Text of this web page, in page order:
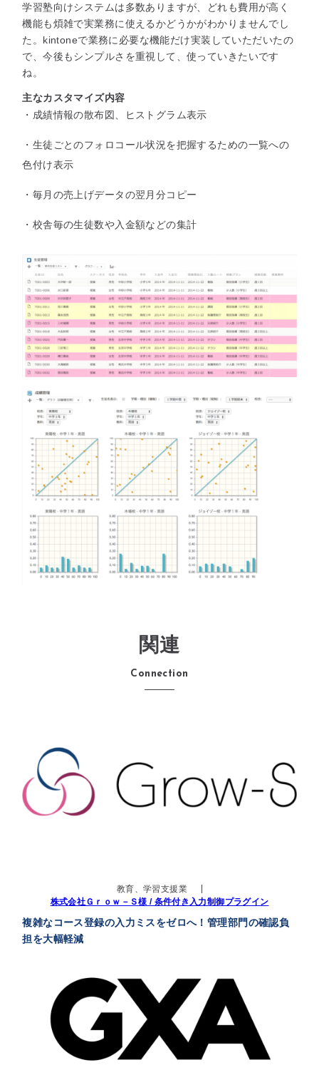
学習塾向けシステムは多数ありますが、どれも費用が高く
機能も煩雑で実業務に使えるかどうかがわかりませんでし
た。kintoneで業務に必要な機能だけ実装していただいたの
で、今後もシンプルさを重視して、使っていきたいです
ね。
主なカスタマイズ内容
・成績情報の散布図、ヒストグラム表示
・生徒ごとのフォロコール状況を把握するための一覧への
色付け表示
・毎月の売上げデータの翌月分コピー
・校舎毎の生徒数や入金額などの集計
関連
Connection
教育、学習支援業
株式会社Ｇｒｏｗ－Ｓ様 / 条件付き入力制御プラグイン
複雑なコース登録の入力ミスをゼロへ！管理部門の確認負
担を大幅軽減